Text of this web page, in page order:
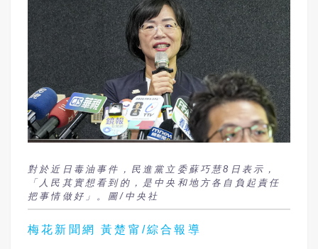
對於近日毒油事件，民進黨立委蘇巧慧8日表示，
「人民其實想看到的，是中央和地方各自負起責任
把事情做好」。圖/中央社
梅花新聞網 黃楚甯/綜合報導